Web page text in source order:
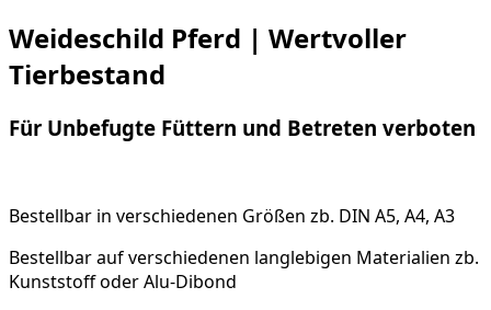
Weideschild Pferd | Wertvoller
Tierbestand
Für Unbefugte Füttern und Betreten verboten
Bestellbar in verschiedenen Größen zb. DIN A5, A4, A3
Bestellbar auf verschiedenen langlebigen Materialien zb.
Kunststoff oder Alu-Dibond